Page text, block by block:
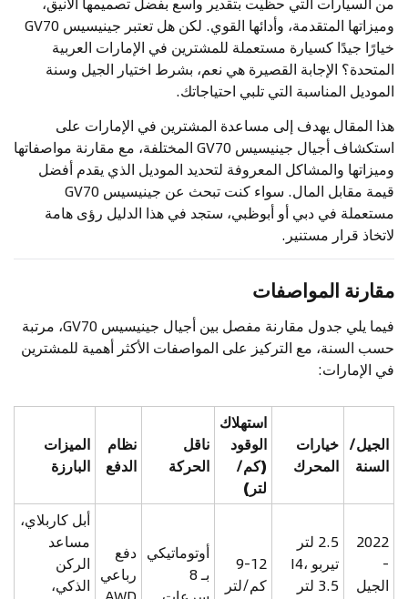
وميزاتها المتقدمة، وأدائها القوي. لكن هل تعتبر جينيسيس GV70
خيارًا جيدًا كسيارة مستعملة للمشترين في الإمارات العربية
المتحدة؟ الإجابة القصيرة هي نعم، بشرط اختيار الجيل وسنة
الموديل المناسبة التي تلبي احتياجاتك.
هذا المقال يهدف إلى مساعدة المشترين في الإمارات على
استكشاف أجيال جينيسيس GV70 المختلفة، مع مقارنة مواصفاتها
وميزاتها والمشاكل المعروفة لتحديد الموديل الذي يقدم أفضل
قيمة مقابل المال. سواء كنت تبحث عن جينيسيس GV70
مستعملة في دبي أو أبوظبي، ستجد في هذا الدليل رؤى هامة
لاتخاذ قرار مستنير.
مقارنة المواصفات
فيما يلي جدول مقارنة مفصل بين أجيال جينيسيس GV70، مرتبة
حسب السنة، مع التركيز على المواصفات الأكثر أهمية للمشترين
في الإمارات:
الجيل/
السنة
خيارات
المحرك
استهلاك
الوقود
(كم/
لتر)
ناقل
الحركة
نظام
الدفع
الميزات
البارزة
2022
-
الجيل
2.5 لتر
تيربو I4،
3.5 لتر
9-12
كم/لتر
أوتوماتيكي
بـ 8
دفع
رباعي
أبل كاربلاي،
مساعد
الركن
الذكي،